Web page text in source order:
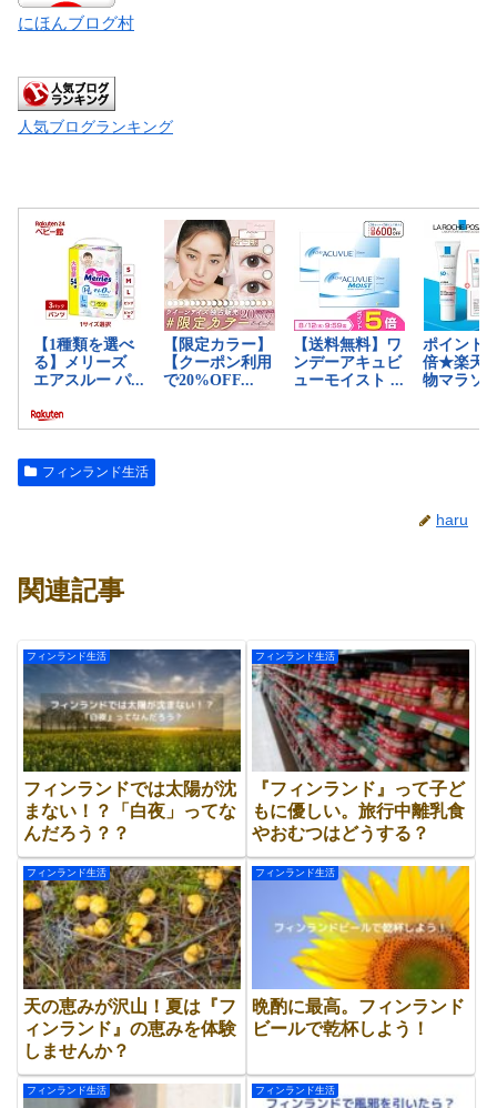
にほんブログ村
人気ブログランキング
フィンランド生活
haru
関連記事
フィンランド生活
フィンランドでは太陽が沈
まない！？「白夜」ってな
んだろう？？
フィンランド生活
『フィンランド』って子ど
もに優しい。旅行中離乳食
やおむつはどうする？
フィンランド生活
天の恵みが沢山！夏は『フ
ィンランド』の恵みを体験
しませんか？
フィンランド生活
晩酌に最高。フィンランド
ビールで乾杯しよう！
フィンランド生活 フィンランド生活